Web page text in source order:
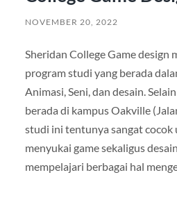
NOVEMBER 20, 2022
Sheridan College Game design
program studi yang berada
Animasi, Seni, dan desain.
berada di kampus Oakville
studi ini tentunya sangat cocok
menyukai game sekaligus
mempelajari berbagai hal